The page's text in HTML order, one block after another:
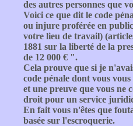
des autres personnes que
Voici ce que dit le code
ou injure proférée en
votre lieu de travail)
1881 sur la liberté de la
de 12 000 € ".
Cela prouve que si je
code pénale dont vous
et une preuve que vous ne
droit pour un service
En fait vous n'êtes que
basée sur l'escroquerie.